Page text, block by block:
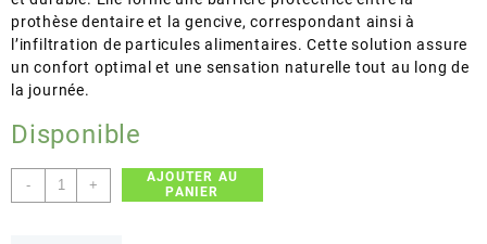
prothèse dentaire et la gencive, correspondant ainsi à
l’infiltration de particules alimentaires. Cette solution assure
un confort optimal et une sensation naturelle tout au long de
la journée.
Disponible
-
quantité
de
+
AJOUTER AU
PANIER